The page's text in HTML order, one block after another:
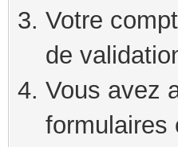
Votre
de
Vous avez
formulaires